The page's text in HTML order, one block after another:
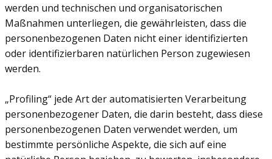
werden und technischen und organisatorischen
Maßnahmen unterliegen, die gewährleisten, dass die
personenbezogenen Daten nicht einer identifizierten
oder identifizierbaren natürlichen Person zugewiesen
werden.
„Profiling“ jede Art der automatisierten Verarbeitung
personenbezogener Daten, die darin besteht, dass diese
personenbezogenen Daten verwendet werden, um
bestimmte persönliche Aspekte, die sich auf eine